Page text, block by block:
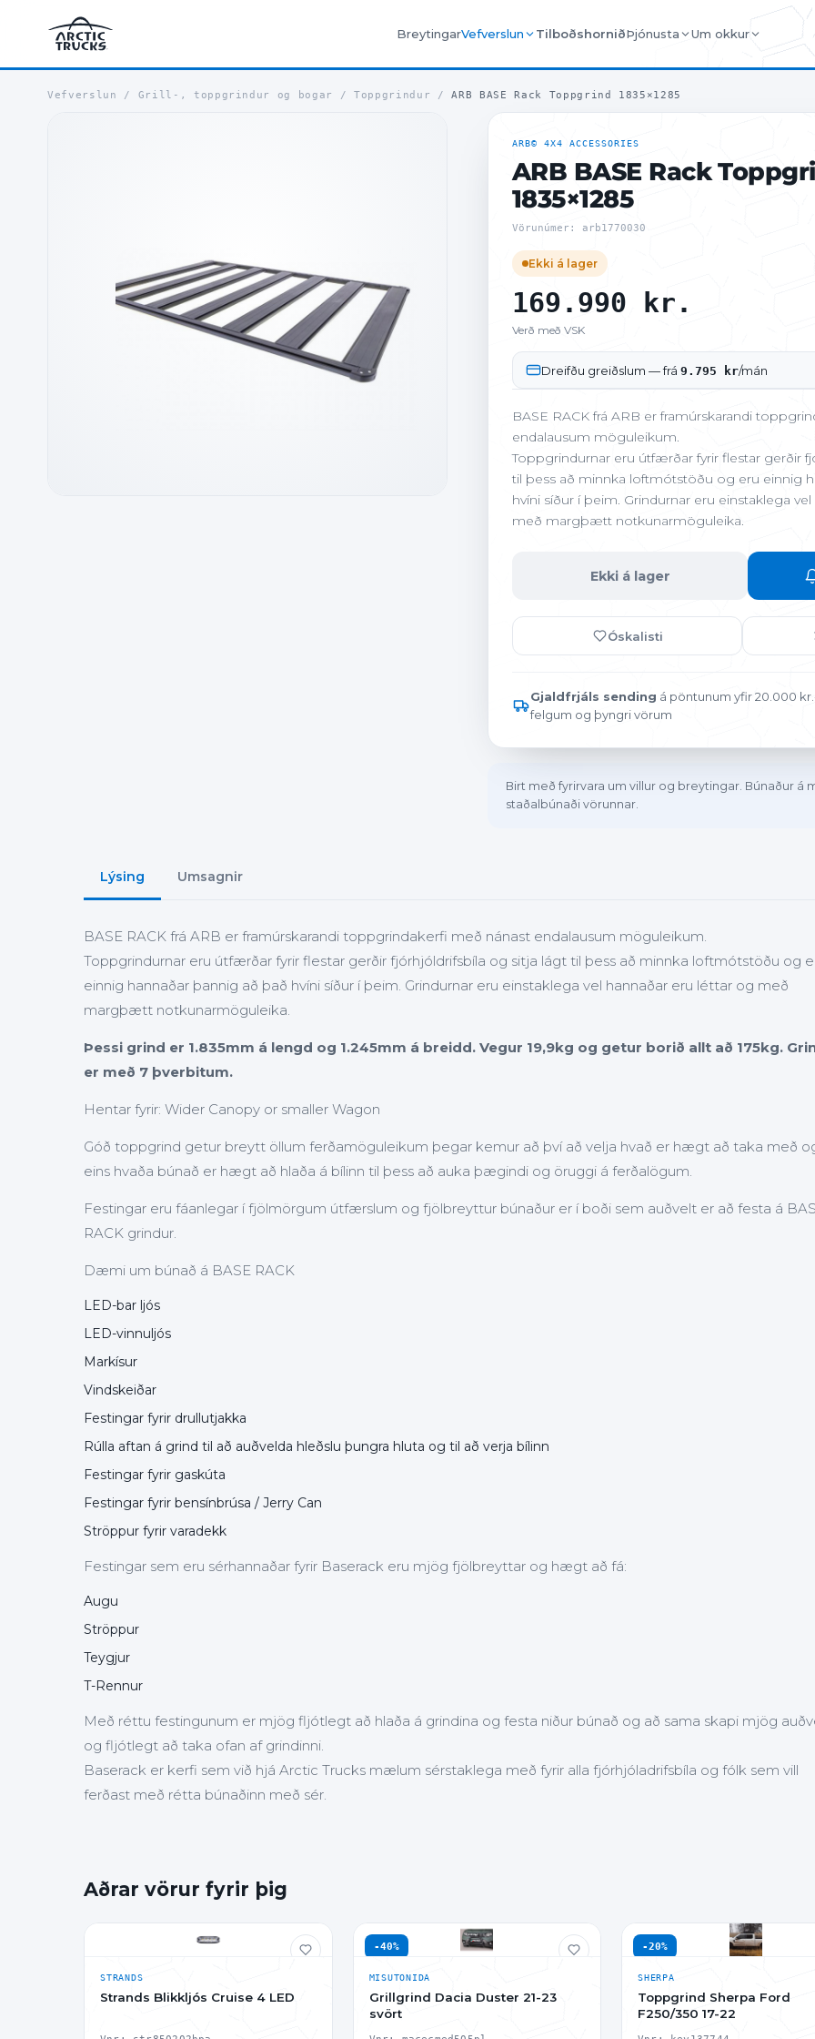
BreytingarVefverslun TilboðshorniðÞjónusta Um okkur
Vefverslun / Grill-, toppgrindur og bogar /Toppgrindur /ARB BASE Rack Toppgrind 1835×1285
ARB© 4X4 ACCESSORIES
ARB BASE Rack
1835×1285
Vörunúmer: arb1770030
Ekki á lager
169.990 kr.
Verð með VSK
Dreifðu greiðslum — frá 9.795 kr/mán
N Netgíró
Áætlaðar greiðslur. Endanleg kjör, árleg hlutfallstala
greiðsluveitanda og eru háð lánshæfismati.
BASE RACK frá ARB er framúrskarandi
endalausum möguleikum.
Toppgrindurnar eru útfærðar fyrir flestar gerðir
til þess að minnka loftmótstöðu og eru einnig
hvíni síður í þeim. Grindurnar eru einstaklega
með margþætt notkunarmöguleika.
Ekki á lager
Óskalisti
Gjaldfrjáls sending á pöntunum yfir 20.000
felgum og þyngri vörum
Birt með fyrirvara um villur og breytingar. Búnaður á
staðalbúnaði vörunnar.
Lýsing Umsagnir
BASE RACK frá ARB er framúrskarandi toppgrindakerfi með nánast endalausum möguleikum.
Toppgrindurnar eru útfærðar fyrir flestar gerðir fjórhjóldrifsbíla og sitja lágt til þess að minnka loftmótstöðu og
einnig hannaðar þannig að það hvíni síður í þeim. Grindurnar eru einstaklega vel hannaðar eru léttar og með
margþætt notkunarmöguleika.
Þessi grind er 1.835mm á lengd og 1.245mm á breidd. Vegur 19,9kg og getur borið allt að 175kg.
er með 7 þverbitum.
Hentar fyrir: Wider Canopy or smaller Wagon
Góð toppgrind getur breytt öllum ferðamöguleikum þegar kemur að því að velja hvað er hægt að taka með
eins hvaða búnað er hægt að hlaða á bílinn til þess að auka þægindi og öruggi á ferðalögum.
Festingar eru fáanlegar í fjölmörgum útfærslum og fjölbreyttur búnaður er í boði sem auðvelt er að festa á
RACK grindur.
Dæmi um búnað á BASE RACK
LED-bar ljós
LED-vinnuljós
Markísur
Vindskeiðar
Festingar fyrir drullutjakka
Rúlla aftan á grind til að auðvelda hleðslu þungra hluta og til að verja bílinn
Festingar fyrir gaskúta
Festingar fyrir bensínbrúsa / Jerry Can
Ströppur fyrir varadekk
Festingar sem eru sérhannaðar fyrir Baserack eru mjög fjölbreyttar og hægt að fá:
Augu
Ströppur
Teygjur
T-Rennur
Með réttu festingunum er mjög fljótlegt að hlaða á grindina og festa niður búnað og að sama skapi mjög
og fljótlegt að taka ofan af grindinni.
Baserack er kerfi sem við hjá Arctic Trucks mælum sérstaklega með fyrir alla fjórhjóladrifsbíla og fólk sem vill
ferðast með rétta búnaðinn með sér.
Aðrar vörur fyrir þig
STRANDS
Strands Blikkljós Cruise 4 LED
-40%
MISUTONIDA
Grillgrind Dacia Duster 21-23
svört
-20%
SHERPA
Toppgrind Sherpa Ford
F250/350 17-22